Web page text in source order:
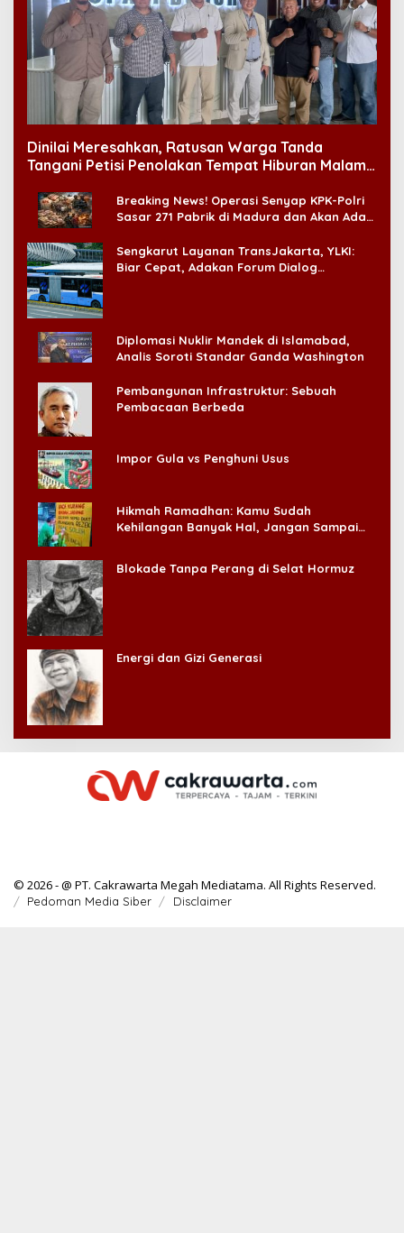
Dinilai Meresahkan, Ratusan Warga Tanda
Tangani Petisi Penolakan Tempat Hiburan Malam
Breaking News! Operasi Senyap KPK-Polri
Sasar 271 Pabrik di Madura dan Akan Ada
Sengkarut Layanan TransJakarta, YLKI:
Biar Cepat, Adakan Forum Dialog
Diplomasi Nuklir Mandek di Islamabad,
Analis Soroti Standar Ganda Washington
Pembangunan Infrastruktur: Sebuah
Pembacaan Berbeda
Impor Gula vs Penghuni Usus
Hikmah Ramadhan: Kamu Sudah
Kehilangan Banyak Hal, Jangan Sampai
Blokade Tanpa Perang di Selat Hormuz
Energi dan Gizi Generasi
© 2026 - @ PT. Cakrawarta Megah Mediatama. All Rights Reserved.
Pedoman Media Siber Disclaimer